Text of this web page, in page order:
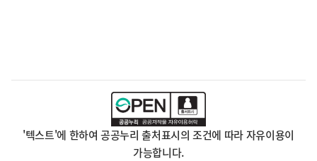
'텍스트'에 한하여 공공누리 출처표시의 조건에 따라 자유이용이
가능합니다.